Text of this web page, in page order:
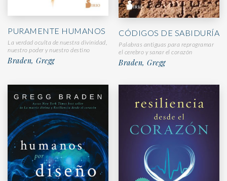
PURAMENTE HUMANOS
La verdad oculta de nuestra divinidad,
nuestro poder y nuestro destino
Braden, Gregg
CÓDIGOS DE SABIDURÍA
Palabras antiguas para reprogramar
el cerebro y sanar el corazón
Braden, Gregg